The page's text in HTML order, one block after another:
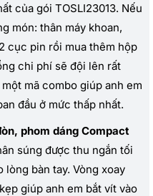
của gói TOSLI23013. Nếu
món: thân máy khoan,
cục pin rồi mua thêm hộp
chi phí sẽ đội lên rất
mã combo giúp anh em
đầu ở mức thấp nhất.
phom dáng Compact
súng được thu ngắn tối
lòng bàn tay. Vòng xoay
giúp anh em bắt vít vào